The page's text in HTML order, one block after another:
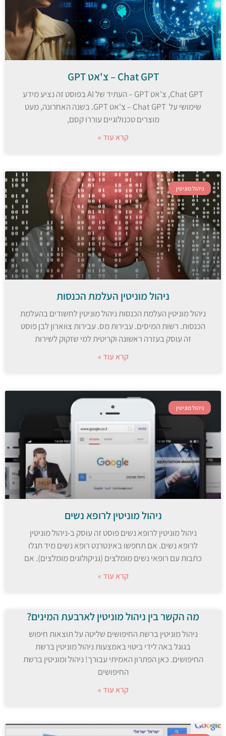
Chat GPT – צ'אט GPT
Chat GPT, צ'אט GPT – העתיד של AI בפוסט זה נציע מידע
שימושי על Chat GPT – צ'אט GPT. בשנה האחרונה, מעט
מוצרים טכנולוגיים עוררו קסם,
קרא עוד »
ניהול מוניטין
ניהול מוניטין העלמת הכנסות
ניהול מוניטין העלמת הכנסות ניהול מוניטין לחשודים בהעלמת
הכנסות. רשות המיסים. עבירות מס. עבירות צווארון לבן פוסט
זה עוסק בעזרה ראשונה וקריטית למי שזקוק לשירות
קרא עוד »
ניהול מוניטין
ניהול מוניטין לרופא נשים
ניהול מוניטין לרופא נשים פוסט זה עוסק ב-ניהול מוניטין
לרופא נשים. אם תחפשו באינטרנט רופא נשים מיד תגלו
כתבות עם רופאי נשים מומלצים (גניקולוגים מומלצים). אם
קרא עוד »
מה הקשר בין ניהול מוניטין לארבעת המינים?
ניהול מוניטין ברשת החיפושים שליטה על תוצאות חיפוש
בגוגל באה לידי ביטוי באמצעות ניהול מוניטין ברשת
החיפושים. כאן הפתרון האמיתי עבורך! ניהול ומוניטין ברשת
החיפושים
קרא עוד »